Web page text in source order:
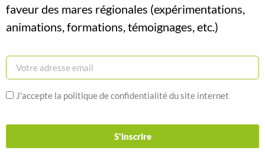
faveur des mares régionales (expérimentations,
animations, formations, témoignages, etc.)
J'accepte la politique de confidentialité du site internet
S'inscrire